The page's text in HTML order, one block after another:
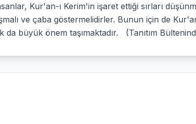
Kur'an-ı Kerim'in işaret ettiği sırları
ve çaba göstermelidirler. Bunun için de
da büyük önem taşımaktadır. (Tanıtım